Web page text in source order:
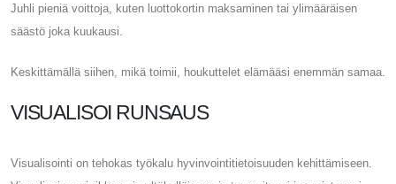
Juhli pieniä voittoja, kuten luottokortin maksaminen tai ylimääräisen
säästö joka kuukausi.
Keskittämällä siihen, mikä toimii, houkuttelet elämääsi enemmän samaa.
VISUALISOI RUNSAUS
Visualisointi on tehokas työkalu hyvinvointitietoisuuden kehittämiseen.